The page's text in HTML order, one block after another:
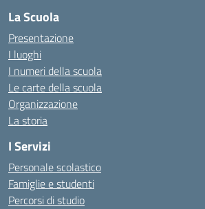
La Scuola
Presentazione
I luoghi
I numeri della scuola
Le carte della scuola
Organizzazione
La storia
I Servizi
Personale scolastico
Famiglie e studenti
Percorsi di studio